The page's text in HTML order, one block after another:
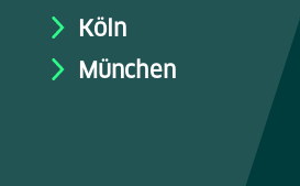
Köln
München